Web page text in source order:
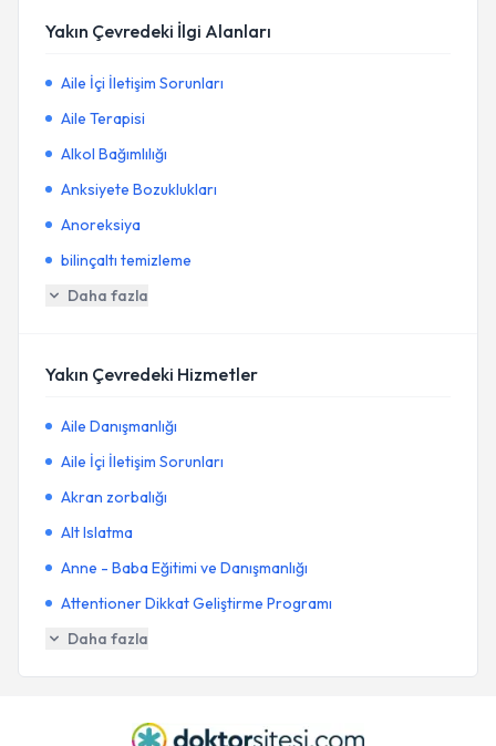
Yakın Çevredeki İlgi Alanları
Aile İçi İletişim Sorunları
Aile Terapisi
Alkol Bağımlılığı
Anksiyete Bozuklukları
Anoreksiya
bilinçaltı temizleme
Daha fazla
Yakın Çevredeki Hizmetler
Aile Danışmanlığı
Aile İçi İletişim Sorunları
Akran zorbalığı
Alt Islatma
Anne - Baba Eğitimi ve Danışmanlığı
Attentioner Dikkat Geliştirme Programı
Daha fazla